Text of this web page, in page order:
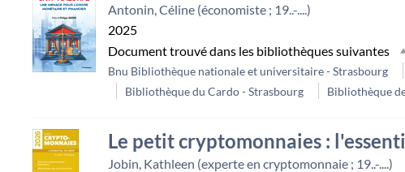
Antonin, Céline (économiste ; 19..-....)
2025
Document trouvé dans les bibliothèques suivantes
Bnu Bibliothèque nationale et universitaire - Strasbourg
Bibliothèque du Cardo - Strasbourg
Bibliothèque
Le petit cryptomonnaies :
Jobin, Kathleen (experte en cryptomonnaie ; 19..-....)